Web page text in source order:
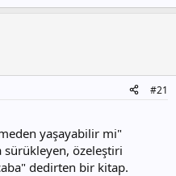
#21
yaşayabilir mi"
sürükleyen, özeleştiri
dedirten bir kitap.